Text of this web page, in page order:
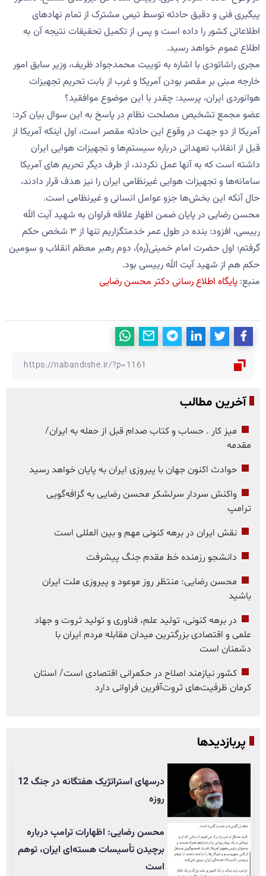
پیگیری فنی و دقیق حادثه توسط تیمی مشترک از تمام نهادهای
اطلاعاتی کشور را داده‌ است و پس از تکمیل تحقیقات نتیجه آن به
اطلاع عموم خواهد رسید.
مجری راشاتودی با اشاره به توییت محمدجواد ظریف، وزیر سابق امور
خارجه مبنی بر مقصر بودن آمریکا و غرب از بابت تحریم تجهیزات
هوانوردی ایران، پرسید: چقدر با این موضوع موافقید؟
عضو مجمع تشخیص مصلحت نظام در پاسخ به این سوال بیان کرد:
آمریکا از دو جهت در وقوع این حادثه مقصر است، اول اینکه آمریکا از
قبل از انقلاب تعهداتی درباره سیستم‌ها و تجهیزات هوایی ایران
داشته است که به آنها عمل نکردند، از طرف دیگر تحریم های آمریکا
سامانه‌ها و تجهیزات هوایی غیرنظامی ایران را نیز هدف قرار دادند،
حال آنکه این بخش‌ها جزو عوامل انسانی و غیرنظامی است.
محسن رضایی در پایان ضمن اظهار علاقه فراوان به شهید آیت الله
رییسی، افزود: بنده در طول عمر خدمتگزاریم تنها از ۳ شخص حکم
گرفتم؛ اول حضرت امام خمینی(ره)، دوم رهبر معظم انقلاب و سومین
حکم هم از شهید آیت الله رییسی بود.
منبع: پایگاه اطلاع رسانی دکتر محسن رضایی
آخرین مطالب
میز کار . حساب و کتاب صدام قبل از حمله به ایران/
مقدمه
حوادث اکنون جهان با پیروزی ایران به پایان خواهد رسید
واکنش سردار سرلشکر محسن رضایی به گزافه‌گویی
ترامپ
نقش ایران در برهه کنونی مهم و بین المللی است
دانشجو رزمنده خط مقدم جنگ پیشرفت
محسن رضایی: منتظر روز موعود و پیروزی ملت ایران
باشید
در برهه کنونی، تولید علم، فناوری و تولید ثروت و جهاد
علمی و اقتصادی بزرگترین میدان مقابله مردم ایران با
دشمنان است
کشور نیازمند اصلاح در حکمرانی اقتصادی است/ استان
کرمان ظرفیت‌های ثروت‌آفرین فراوانی دارد
پربازدیدها
درسهای استراتژیک هفتگانه در جنگ 12
روزه
محسن رضایی: اظهارات ترامپ درباره
برچیدن تأسيسات هسته‌ای ایران، توهم
است